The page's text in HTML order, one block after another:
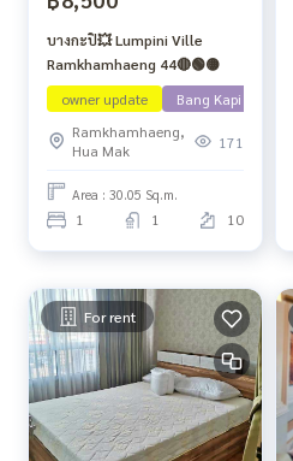
บางกะปิ💥 Lumpini Ville
Ramkhamhaeng 44🔴🟢🟡
owner update
Bang Kapi
Ramkhamhaeng,
Hua Mak
171
Area : 30.05 Sq.m.
1 1 10
For rent